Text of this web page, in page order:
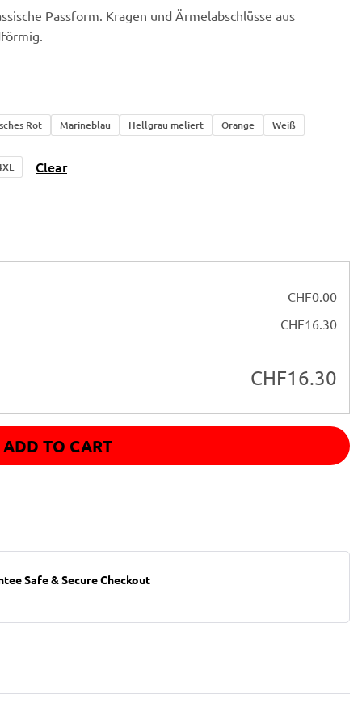
Passform. Kragen und Ärmelabschlüsse aus
Rot Marineblau Hellgrau meliert Orange Weiß
Clear
CHF0.00
CHF16.30
CHF16.30
ADD TO CART
Safe & Secure Checkout